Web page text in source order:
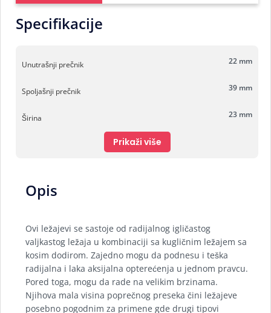
Specifikacije
Unutrašnji prečnik 22 mm
Spoljašnji prečnik 39 mm
Širina 23 mm
Prikaži više
Opis
Ovi ležajevi se sastoje od radijalnog igličastog
valjkastog ležaja u kombinaciji sa kugličnim ležajem sa
kosim dodirom. Zajedno mogu da podnesu i teška
radijalna i laka aksijalna opterećenja u jednom pravcu.
Pored toga, mogu da rade na velikim brzinama.
Njihova mala visina poprečnog preseka čini ležajeve
posebno pogodnim za primene gde drugi tipovi